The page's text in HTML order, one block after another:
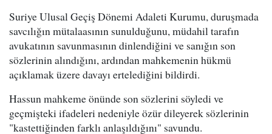
Suriye Ulusal Geçiş Dönemi Adaleti Kurumu, duruşmada
savcılığın mütalaasının sunulduğunu, müdahil tarafın
avukatının savunmasının dinlendiğini ve sanığın son
sözlerinin alındığını, ardından mahkemenin hükmü
açıklamak üzere davayı ertelediğini bildirdi.
Hassun mahkeme önünde son sözlerini söyledi ve
geçmişteki ifadeleri nedeniyle özür dileyerek sözlerinin
"kastettiğinden farklı anlaşıldığını" savundu.